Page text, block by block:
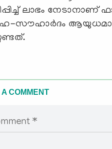
ലാഭം നേടാനാണ്
സൗഹാര്‍ദം
A COMMENT
*